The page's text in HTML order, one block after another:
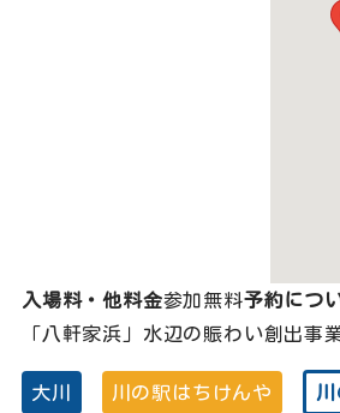
入場料・他料金参加無料予約につ
「八軒家浜」水辺の賑わい創出事
大川 川の駅はちけんや